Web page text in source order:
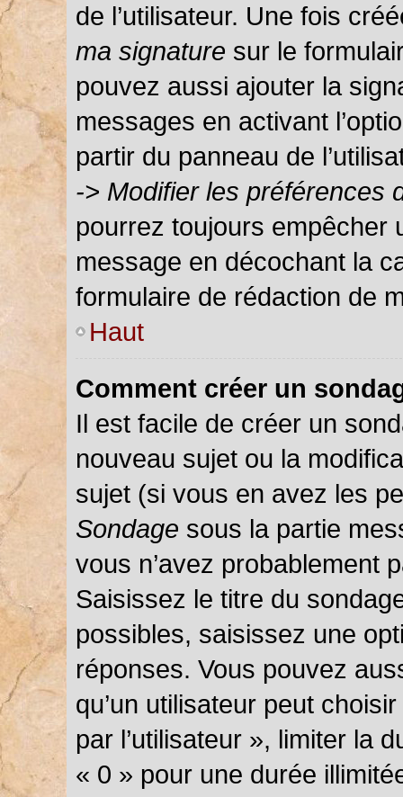
de l’utilisateur. Une fois
ma signature sur le
pouvez aussi ajouter la
messages en activant
partir du panneau de
-> Modifier les préférences
pourrez toujours empêcher
message en décochant la
formulaire de rédaction de
Haut
Comment créer un
Il est facile de créer un
nouveau sujet ou la
sujet (si vous en avez les
Sondage sous la partie
vous n’avez probablement
Saisissez le titre du
possibles, saisissez une
réponses. Vous pouvez
qu’un utilisateur peut
par l’utilisateur », limiter la
« 0 » pour une durée